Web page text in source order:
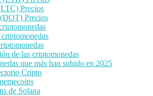
Precios
Precios
de las criptomonedas
que más han subido en 2025
Cripto
de Solana